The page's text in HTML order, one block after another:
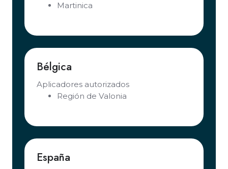
Martinica
Bélgica
Aplicadores autorizados
Región de Valonia
España